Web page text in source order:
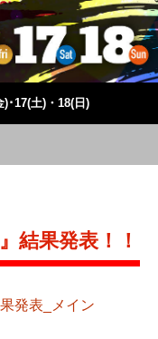
･17(土)・18(日)
結果発表！！